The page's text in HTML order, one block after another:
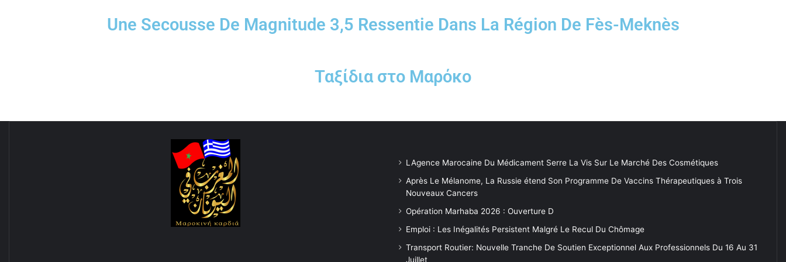
Une Secousse De Magnitude 3,5 Ressentie Dans La Région De Fès-Meknès
Ταξίδια στο Μαρόκο
LAgence Marocaine Du Médicament Serre La Vis Sur Le Marché Des Cosmétiques
Après Le Mélanome, La Russie étend Son Programme De Vaccins Thérapeutiques à Trois
Nouveaux Cancers
Opération Marhaba 2026 : Ouverture D
Emploi : Les Inégalités Persistent Malgré Le Recul Du Chômage
Transport Routier: Nouvelle Tranche De Soutien Exceptionnel Aux Professionnels Du 16 Au 31
Juillet